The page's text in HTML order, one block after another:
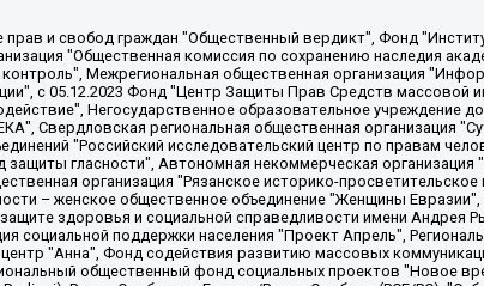
"МЕМО", Перл Роман Александрович, Симонов Евгений Алексеевич, Соловьева Елена Анатольевна, Сотников Даниил Владимирович, Сурначева Елизавета Дмитриевна, Автономная некоммерческая организация по защите прав человека и информированию населения "Якутия – Наше Мнение", Общество с ограниченной ответственностью "Москоу диджитал медиа", с 26.01.2023 Общество с ограниченной ответственностью "Чайка Белые сады", Ветошкина Валерия Валерьевна, Заговора Максим Александрович, Межрегиональное общественное движение "Российская ЛГБТ - сеть", Оленичев Максим Владимирович, Павлов Иван Юрьевич, Скворцова Елена Сергеевна, Общество с ограниченной ответственностью "Как бы инагент", Кочетков Игорь Викторович, Общество с ограниченной ответственностью "Честные выборы", Еланчик Олег Александрович, Общество с ограниченной ответственностью "Нобелевский призыв", Гималова Регина Эмилевна, Григорьев Андрей Валерьевич, Григорьева Алина Александровна, Ассоциация по содействию защите прав призывников, альтернативнослужащих и военнослужащих "Правозащитная группа "Гражданин.Армия.Право", Хисамова Регина Фаритовна, Автономная некоммерческая организация по реализации социально-правовых программ "Лилит", Дальневосточное общественное движение "Маяк", Санкт-Петербургская ЛГБТ-инициативная группа "Выход", Инициативная группа ЛГБТ+ "Реверс", Алексеев Андрей Викторович, Бекбулатова Таисия Львовна, Беляев Иван Михайлович, Владыкина Елена Сергеевна, Гельман Марат Александрович, Никульшина Вероника Юрьевна, Толоконникова Надежда Андреевна, Шендерович Виктор Анатольевич, Общество с ограниченной ответственностью "Данное сообщение", Общество с ограниченной ответственностью Издательский дом "Новая глава", Айнбиндер Александра Александровна, Московский комьюнити-центр для ЛГБТ+инициатив, Благотворительный фонд развития филантропии, Deutsche Welle (Германия, Kurt-Schumacher-Strasse 3, 53113 Bonn), Борзунова Мария Михайловна, Воробьев Виктор Викторович, Голубева Анна Львовна, Константинова Алла Михайловна, Малкова Ирина Владимировна, Мурадов Мурад Абдулгалимович, Осетинская Елизавета Николаевна, Понасенков Евгений Николаевич, Ганапольский Матвей Юрьевич, Киселев Евгений Алексеевич, Борухович Ирина Григорьевна, Дремин Иван Тимофеевич, Дубровский Дмитрий Викторович, Красноярская региональная общественная организация поддержки и развития альтернативных образовательных технологий и межкультурных коммуникаций "ИНТЕРРА", Маяковская Екатерина Алексеевна, Фейгин Марк Захарович, Филимонов Андрей Викторович, Дзугкоева Регина Николаевна, Доброхотов Роман Александрович, Дудь Юрий Александрович, Елкин Сергей Владимирович, Кругликов Кирилл Игоревич, Сабунаева Мария Леонидовна, Семенов Алексей Владимирович, Шаинян Карен Багратович, Шульман Екатерина Михайловна, Асафьев Артур Валерьевич, Вахштайн Виктор Семенович, Венедиктов Алексей Алексеевич, Лушникова Екатерина Евгеньевна, Волков Леонид Михайлович, Невзоров Александр Глебович, Пархоменко Сергей Борисович, Сироткин Ярослав Николаевич, Кара-Мурза Владимир Владимирович, Баранова Наталья Владимировна, Гозман Леонид Яковлевич, Кагарлицкий Борис Юльевич, Климарев Михаил Валерьевич, Милов Владимир Станиславович, Автономная